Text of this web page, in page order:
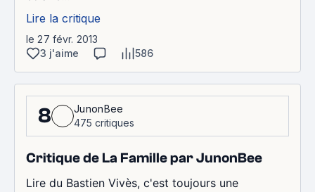
Lire la critique
le 27 févr. 2013
3 j'aime
586
8
JunonBee
475 critiques
Critique de La Famille par JunonBee
Lire du Bastien Vivès, c'est toujours une